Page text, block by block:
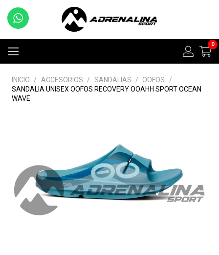
0
INICIO / ACCESORIOS / SANDALIAS / OOFOS
/
SANDALIA UNISEX OOFOS RECOVERY OOAHH SPORT OCEAN
WAVE